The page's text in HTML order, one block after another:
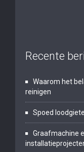
Recente
Waarom het
reinigen
Spoed
Graafmachine